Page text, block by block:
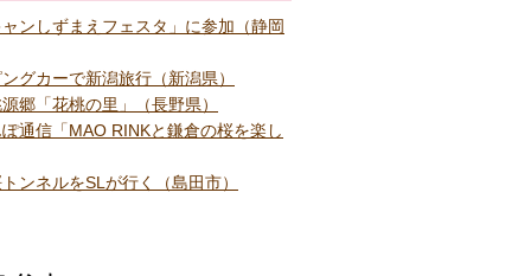
ンしずまえフェスタ」に参加（静岡
グカーで新潟旅行（新潟県）
郷「花桃の里」（長野県）
通信「MAO RINKと鎌倉の桜を楽し
ンネルをSLが行く（島田市）